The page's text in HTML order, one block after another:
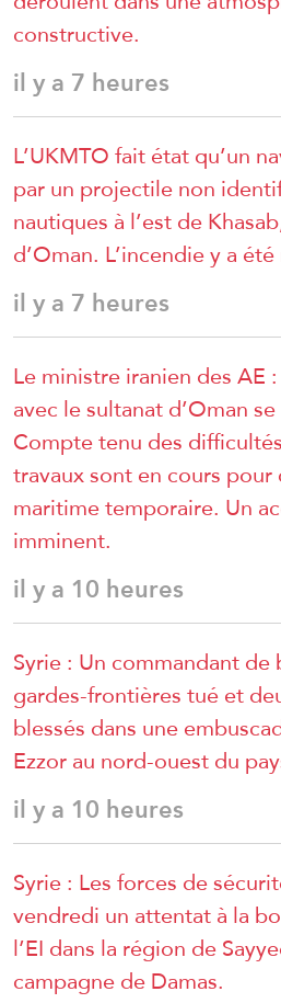
constructive.
il y a 7 heures
L’UKMTO fait état qu’un
par un projectile non
nautiques à l’est de
d’Oman. L’incendie y a
il y a 7 heures
Le ministre iranien des AE
avec le sultanat d’Oman
Compte tenu des
travaux sont en cours
maritime temporaire. Un
imminent.
il y a 10 heures
Syrie : Un commandant
gardes-frontières tué et
blessés dans une
Ezzor au nord-ouest du
il y a 10 heures
Syrie : Les forces de
vendredi un attentat à la
l’EI dans la région de
campagne de Damas.